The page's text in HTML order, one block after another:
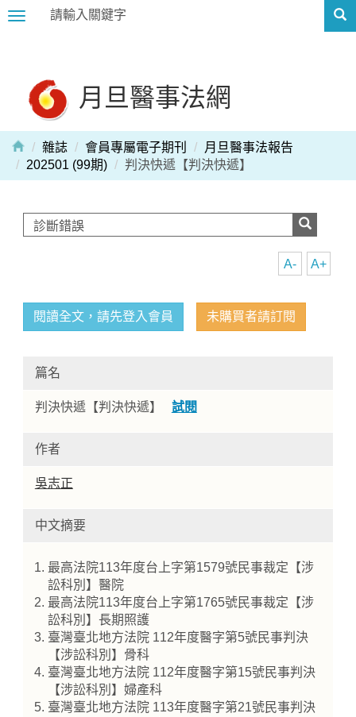
Toggle
月旦醫事法網
Home
雜誌 會員專屬電子期刊
月旦醫事法報告
202501 (99期)
判決快遞【判決快遞】
A+
A-
閱讀全文，請先登入會員 未購買者請訂閱
篇名
判決快遞【判決快遞】 試閱
作者
吳志正
中文摘要
最高法院113年度台上字第1579號民事裁定【涉
訟科別】醫院
最高法院113年度台上字第1765號民事裁定【涉
訟科別】長期照護
臺灣臺北地方法院 112年度醫字第5號民事判決
【涉訟科別】骨科
臺灣臺北地方法院 112年度醫字第15號民事判決
【涉訟科別】婦產科
臺灣臺北地方法院 113年度醫字第21號民事判決